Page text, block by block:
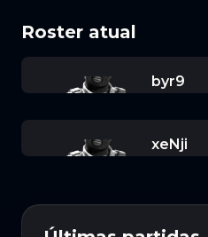
Roster atual
byr9
xeNji